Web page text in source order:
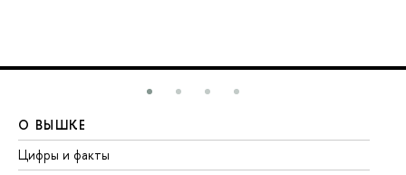
О ВЫШКЕ
Цифры и факты